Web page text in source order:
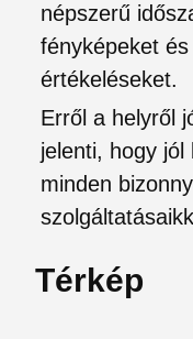
népszerű
fényképeket
értékeléseket.
Erről a helyről
jelenti, hogy jól
minden
Térkép